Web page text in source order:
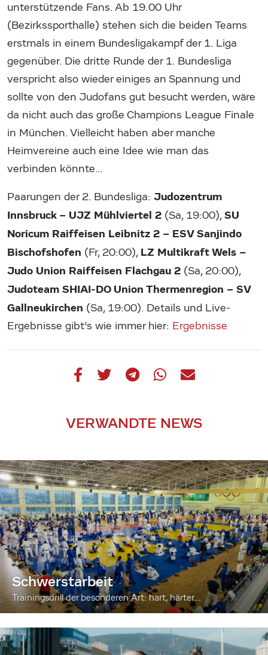
unterstützende Fans. Ab 19.00 Uhr
(Bezirkssporthalle) stehen sich die beiden Teams
erstmals in einem Bundesligakampf der 1. Liga
gegenüber. Die dritte Runde der 1. Bundesliga
verspricht also wieder einiges an Spannung und
sollte von den Judofans gut besucht werden, wäre
da nicht auch das große Champions League Finale
in München. Vielleicht haben aber manche
Heimvereine auch eine Idee wie man das
verbinden könnte…
Paarungen der 2. Bundesliga: Judozentrum
Innsbruck – UJZ Mühlviertel 2 (Sa, 19:00), SU
Noricum Raiffeisen Leibnitz 2 – ESV Sanjindo
Bischofshofen (Fr, 20:00), LZ Multikraft Wels –
Judo Union Raiffeisen Flachgau 2 (Sa, 20:00),
Judoteam SHIAI-DO Union Thermenregion – SV
Gallneukirchen (Sa, 19:00). Details und Live-
Ergebnisse gibt’s wie immer hier: Ergebnisse
VERWANDTE NEWS
Schwerstarbeit
Trainingsdrill der besonderen Art: hart, härter...